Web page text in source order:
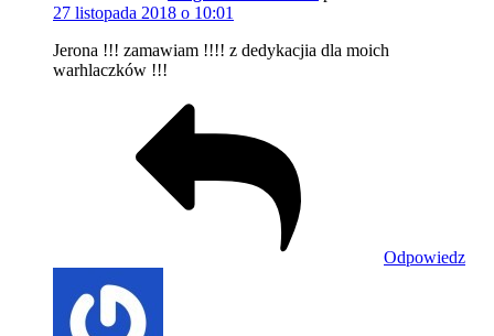
27 listopada 2018 o 10:01
Jerona !!! zamawiam !!!! z dedykacjia dla moich
warhlaczków !!!
Odpowiedz